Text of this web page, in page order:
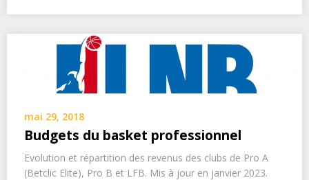
mai 29, 2018
Budgets du basket professionnel
Evolution et répartition des revenus des clubs de Pro A
(Betclic Elite), Pro B et LFB. Mis à jour en janvier 2023.